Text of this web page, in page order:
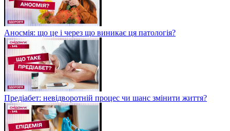
Аносмія: що це і через що виникає ця патологія?
Предіабет: невідворотній процес чи шанс змінити життя?